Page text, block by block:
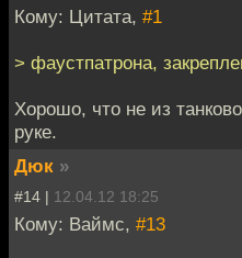
Кому: Цитата, #1
> фаустпатрона,
Хорошо, что не из
руке.
Дюк »
#14 | 12.04.12 18:25
Кому: Ваймс, #13